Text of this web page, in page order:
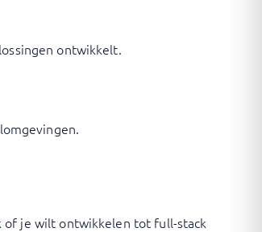
ontwikkelt.
of je wilt ontwikkelen tot full-stack